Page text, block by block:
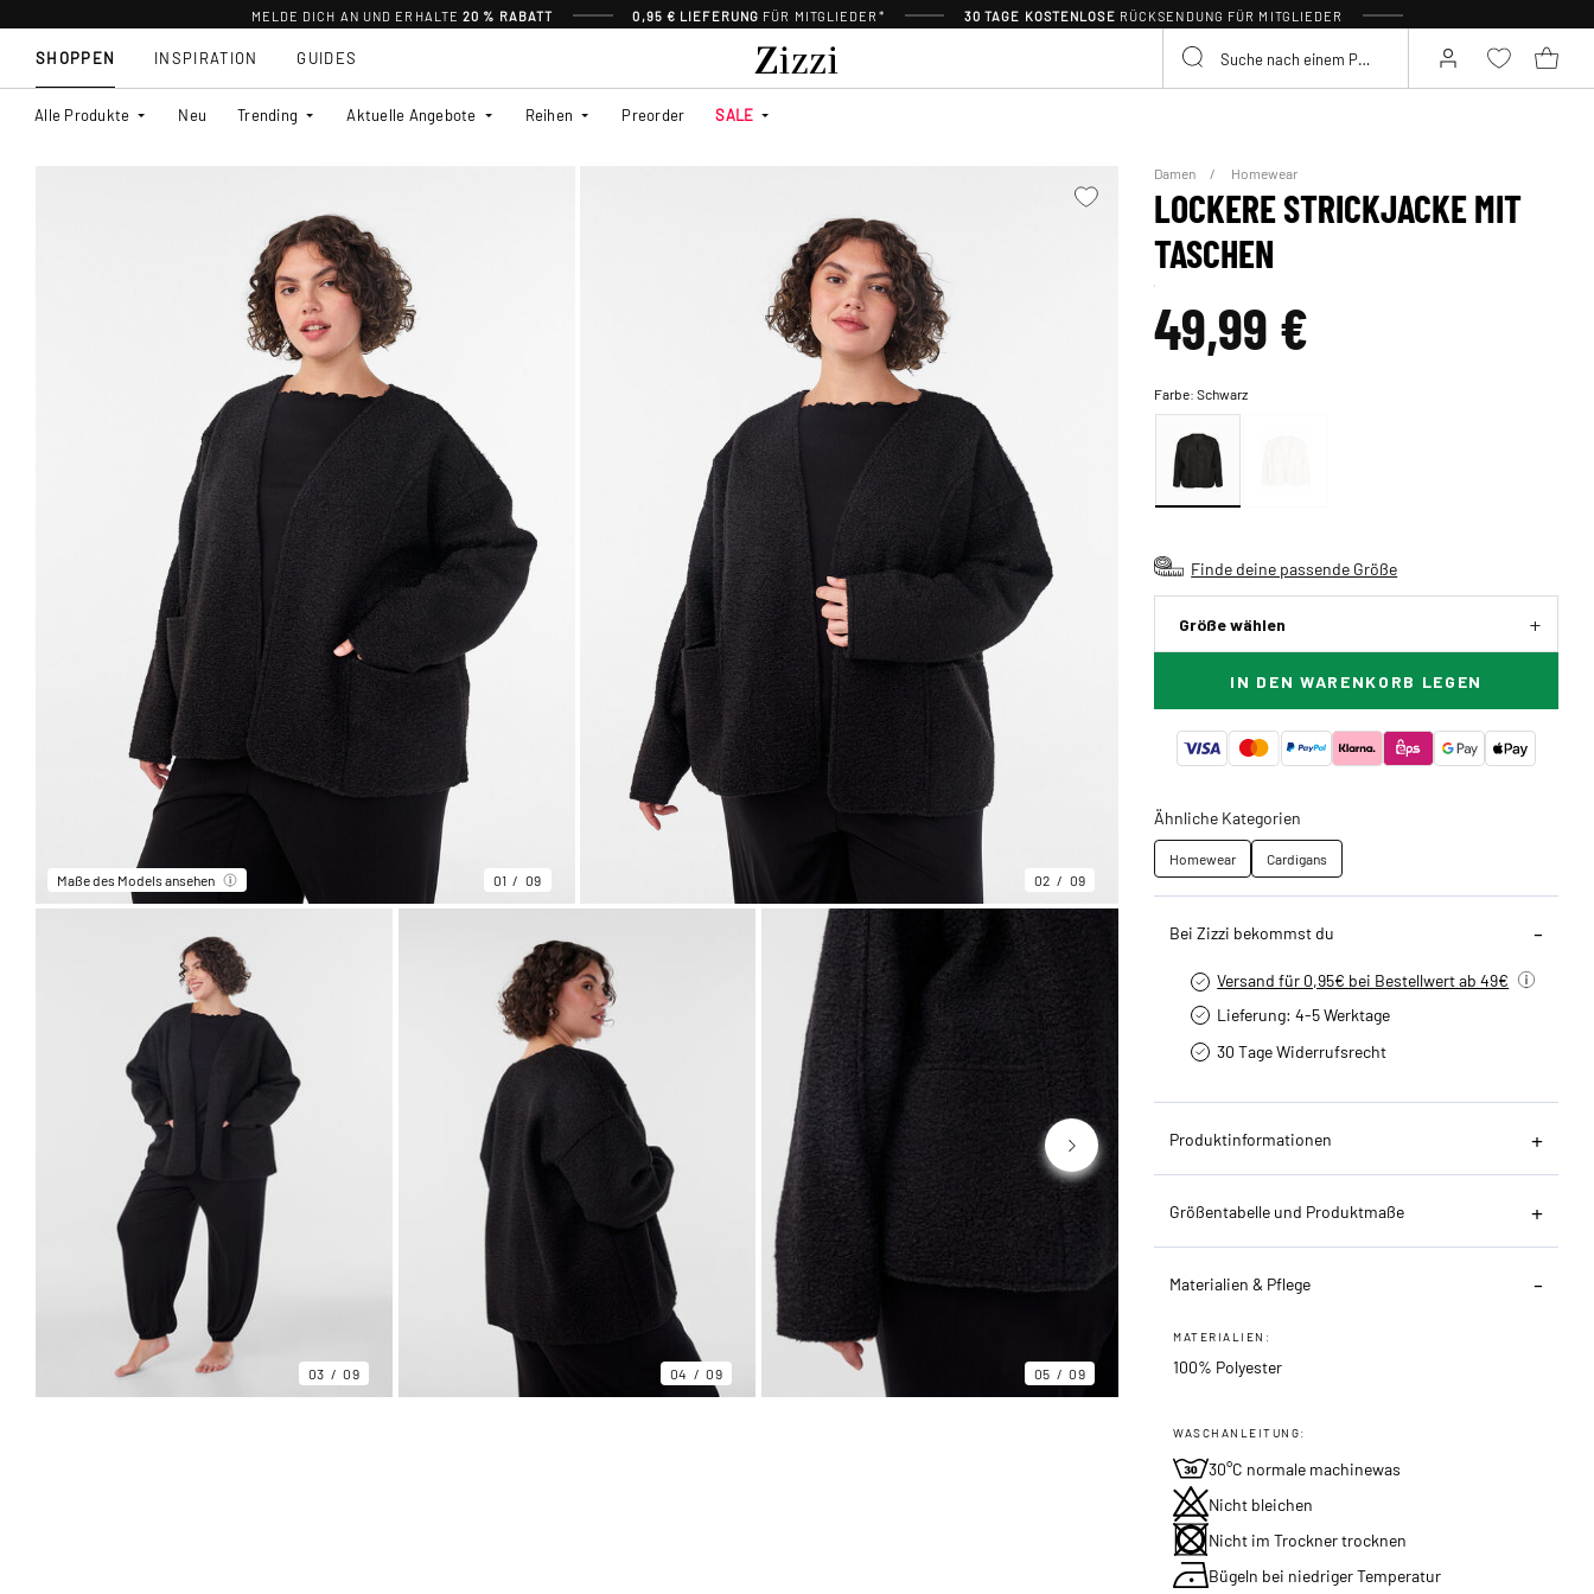
MELDE DICH AN UND ERHALTE20 % RABATT 0,95 € LIEFERUNG FÜR MITGLIEDER* 30 TAGE KOSTENLOSE RÜCKSENDUNG FÜR MITGLIEDER
SHOPPEN
Alle Produkte Neu Trending Aktuelle Angebote Reihen Preorder SALE
INSPIRATION GUIDES
Maße des Models ansehen 01 09 02 09
03 09 04 09 05 09
Damen Homewear
LOCKERE STRICKJACKE MIT
TASCHEN
49,99 €
Farbe:Schwarz
Finde deine passende Größe
Größe wählen
IN DEN WARENKORB LEGEN
Ähnliche Kategorien
Homewear Cardigans
Bei Zizzi bekommst du
Versand für 0,95€ bei Bestellwert ab 49€
Lieferung: 4-5 Werktage
30 Tage Widerrufsrecht
Produktinformationen
Größentabelle und Produktmaße
Materialien & Pflege
MATERIALIEN:
100% Polyester
WASCHANLEITUNG:
30°C normale machinewas
Nicht bleichen
Nicht im Trockner trocknen
Bügeln bei niedriger Temperatur